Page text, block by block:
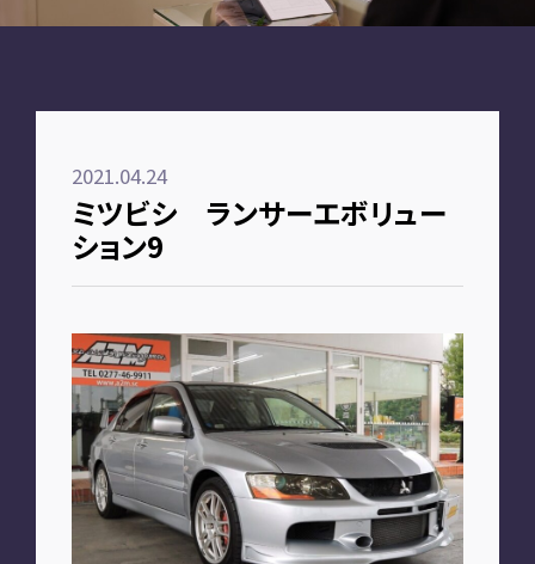
2021.04.24
ミツビシ ランサーエボリュー
ション9
A2Mについて
FAQ
お客様の声
お知らせ
PLAN
車種別プラン
SHOP